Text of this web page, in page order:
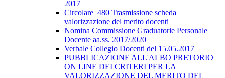
2017
Circolare_480 Trasmissione scheda
valorizzazione del merito docenti
Nomina Commissione Graduatorie Personale
Docente aa.ss. 2017/2020
Verbale Collegio Docenti del 15.05.2017
PUBBLICAZIONE ALL'ALBO PRETORIO
ON LINE DEI CRITERI PER LA
VALORIZZAZIONE DEL MERITO DEL